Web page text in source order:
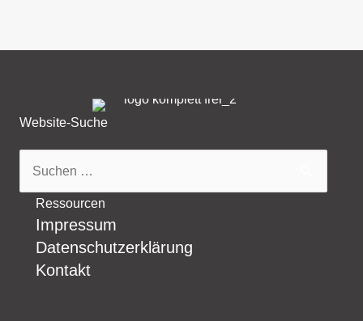
Website-Suche
Ressourcen
Impressum
Datenschutzerklärung
Kontakt